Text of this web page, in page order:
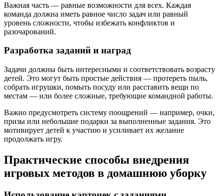
Важная часть — равные возможности для всех. Каждая
команда должна иметь равное число задач или равный
уровень сложности, чтобы избежать конфликтов и
разочарований.
Разработка заданий и наград
Задачи должны быть интересными и соответствовать возрасту
детей. Это могут быть простые действия — протереть пыль,
собрать игрушки, помыть посуду или расставить вещи по
местам — или более сложные, требующие командной работы.
Важно предусмотреть систему поощрений — например, очки,
призы или небольшие подарки за выполненные задания. Это
мотивирует детей к участию и усиливает их желание
продолжать игру.
Практические способы внедрения
игровых методов в домашнюю уборку